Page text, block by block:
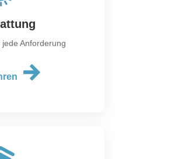
Anforderung